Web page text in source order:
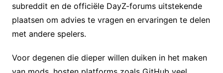
subreddit en de officiële DayZ-forums uitstekende
plaatsen om advies te vragen en ervaringen te delen
met andere spelers.
Voor degenen die dieper willen duiken in het maken